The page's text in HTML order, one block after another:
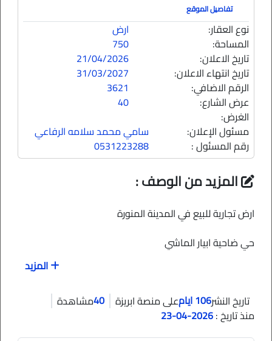
تفاصيل الموقع
نوع العقار:
ارض
المساحة:
750
تاريخ الاعلان:
21/04/2026
تاريخ انتهاء الاعلان:
31/03/2027
الرقم الاضافي:
3621
عرض الشارع:
40
الغرض:
مسئول الإعلان:
سامي محمد سلامه الرفاعي
رقم المسئول :
0531223288
المزيد من الوصف :
ارض تجارية للبيع في المدينة المنورة
حي ضاحية ابيار الماشي
رقم القطعة: 2610
المزيد
تاريخ النشر106 ايام على منصة ابريزة 40مشاهدة
منذ تاريخ :2026-04-23